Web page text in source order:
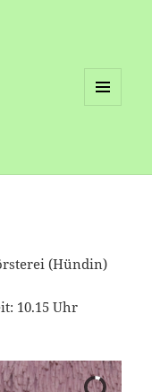
(Hündin)
10.15 Uhr